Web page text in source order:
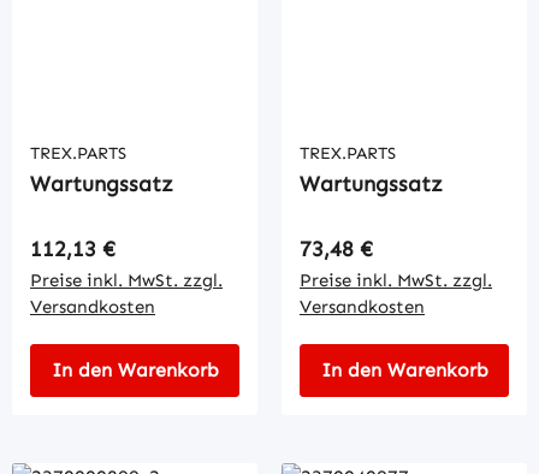
TREX.PARTS
Wartungssatz
Regulärer Preis:
112,13 €
Preise inkl. MwSt. zzgl.
Versandkosten
In den Warenkorb
TREX.PARTS
Wartungssatz
Regulärer Preis:
73,48 €
Preise inkl. MwSt. zzgl.
Versandkosten
In den Warenkorb